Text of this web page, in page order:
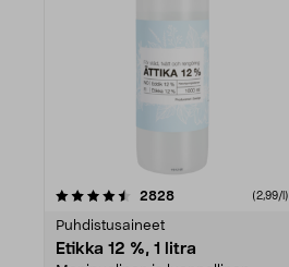
2828arvostelut (2,99/l)
Puhdistusaineet
Etikka 12 %, 1 litra